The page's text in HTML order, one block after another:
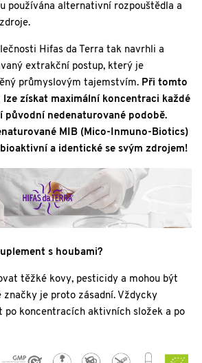
používána alternativní rozpouštědla a
Hifas da Terra tak navrhli a
extrakční postup, který je
průmyslovým tajemstvím. Při tomto
lze získat maximální koncentraci každé
původní nedenaturované podobě.
MIB (Mico-Inmuno-Biotics)
a identické se svým zdrojem!
s houbami?
těžké kovy, pesticidy a mohou být
značky je proto zásadní. Vždycky
po koncentracích aktivních složek a po